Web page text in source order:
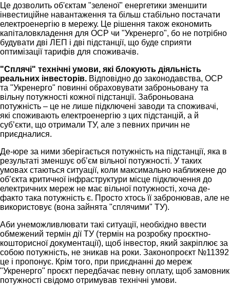
Це дозволить об'єктам "зеленої" енергетики зменшити
інвестиційне навантаження та більш стабільно постачати
електроенергію в мережу. Це рішення також економить
капіталовкладення для ОСР чи "Укренерго", бо не потрібно
будувати дві ЛЕП і дві підстанції, що буде сприяти
оптимізації тарифів для споживачів.
"Сплячі" технічні умови, які блокують діяльність
реальних інвесторів. Відповідно до законодавства, ОСР
та "Укренерго" повинні обраховувати заброньовану та
вільну потужності кожної підстанції. Заброньована
потужність – це не лише підключені заводи та споживачі,
які споживають електроенергію з цих підстанцій, а й
суб’єкти, що отримали ТУ, але з певних причин не
приєдналися.
Де-юре за ними зберігається потужність на підстанції, яка в
результаті зменшує об’єм вільної потужності. У таких
умовах стаються ситуації, коли максимально наближене до
об’єкта критичної інфраструктури місце підключення до
електричних мереж не має вільної потужності, хоча де-
факто така потужність є. Просто хтось її забронював, але не
використовує (вона зайнята "сплячими" ТУ).
Аби унеможливлювати такі ситуації, необхідно ввести
обмежений термін дії ТУ (термін на розробку проєктно-
кошторисної документації), щоб інвестор, який закріплює за
собою потужність, не зникав на роки. Законопроєкт №11392
це і пропонує. Крім того, при приєднанні до мереж
"Укренерго" проєкт передбачає певну оплату, щоб замовник
потужності свідомо отримував технічні умови.